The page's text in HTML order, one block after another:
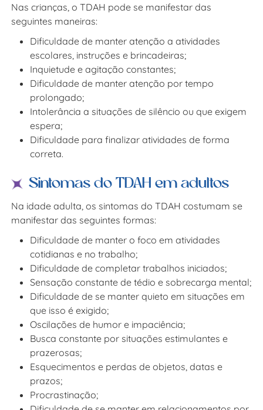
Nas crianças, o TDAH pode se manifestar das
seguintes maneiras:
Dificuldade de manter atenção a atividades
escolares, instruções e brincadeiras;
Inquietude e agitação constantes;
Dificuldade de manter atenção por tempo
prolongado;
Intolerância a situações de silêncio ou que exigem
espera;
Dificuldade para finalizar atividades de forma
correta.
Sintomas do TDAH em adultos
Na idade adulta, os sintomas do TDAH costumam se
manifestar das seguintes formas:
Dificuldade de manter o foco em atividades
cotidianas e no trabalho;
Dificuldade de completar trabalhos iniciados;
Sensação constante de tédio e sobrecarga mental;
Dificuldade de se manter quieto em situações em
que isso é exigido;
Oscilações de humor e impaciência;
Busca constante por situações estimulantes e
prazerosas;
Esquecimentos e perdas de objetos, datas e
prazos;
Procrastinação;